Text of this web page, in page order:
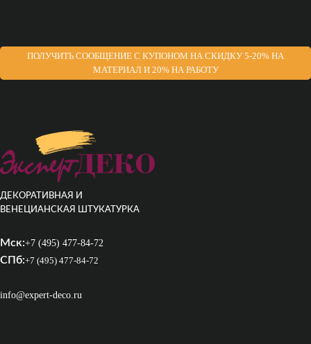
ПОЛУЧИТЬ СООБЩЕНИЕ С КУПОНОМ НА СКИДКУ 5-20% НА
МАТЕРИАЛ И 20% НА РАБОТУ
ДЕКОРАТИВНАЯ И
ВЕНЕЦИАНСКАЯ ШТУКАТУРКА
Мск:+7 (495) 477-84-72
СПб:+7 (495) 477-84-72
info@expert-deco.ru